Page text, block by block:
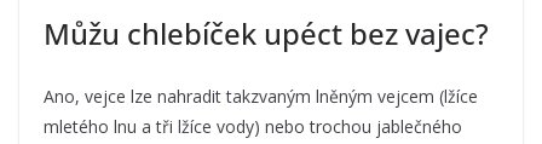
Můžu chlebíček upéct bez vajec?
Ano, vejce lze nahradit takzvaným lněným vejcem (lžíce
mletého lnu a tři lžíce vody) nebo trochou jablečného